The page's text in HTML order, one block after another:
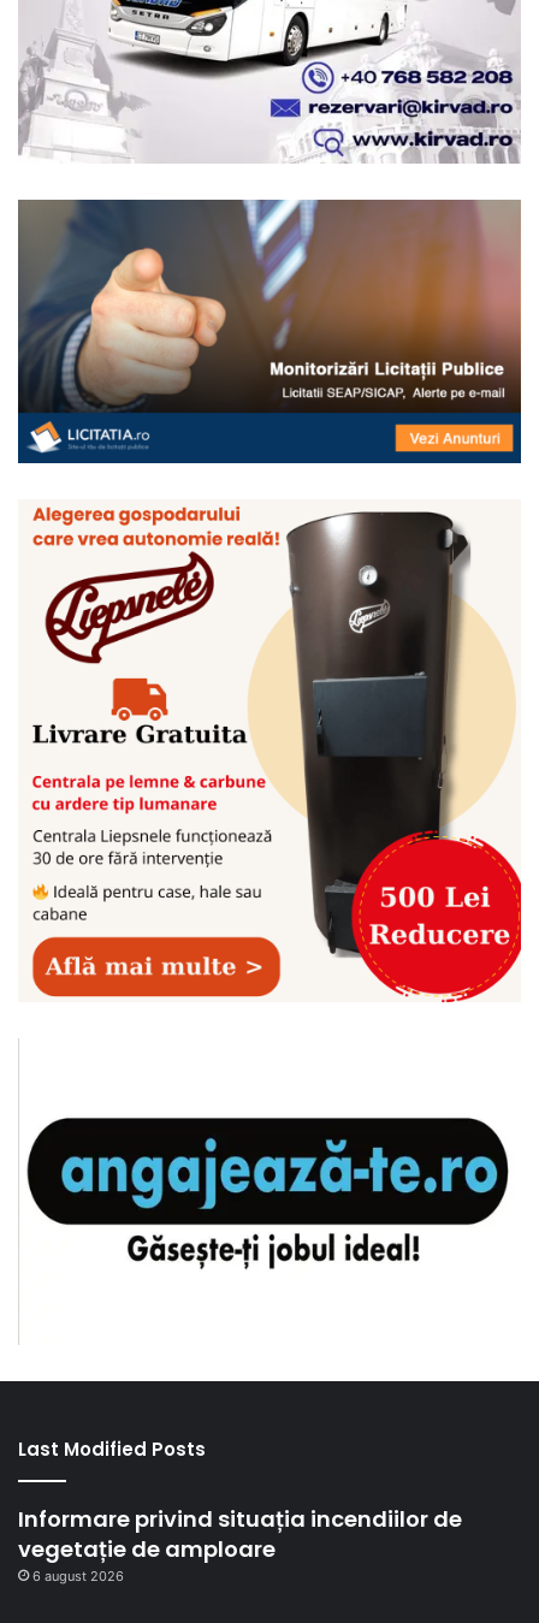
Last Modified Posts
Informare privind situația incendiilor de
vegetație de amploare
6 august 2026